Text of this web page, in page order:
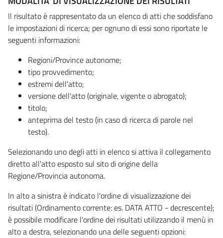
Il risultato è rappresentato da un elenco di atti che soddisfano
le impostazioni di ricerca; per ognuno di essi sono riportate le
seguenti informazioni:
Regioni/Province autonome;
tipo provvedimento;
estremi dell'atto;
versione dell'atto (originale, vigente o abrogato);
titolo;
anteprima del testo (in caso di ricerca di parole nel
testo).
Selezionando uno degli atti in elenco si attiva il collegamento
diretto all'atto esposto sul sito di origine della
Regione/Provincia autonoma.
In alto a sinistra è indicato l'ordine di visualizzazione dei
risultati (Ordinamento corrente: es. DATA ATTO - decrescente);
è possibile modificare l'ordine dei risultati utilizzando il menù in
alto a destra, selezionando una delle seguenti opzioni: